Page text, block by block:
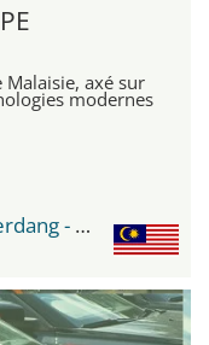
axé sur
modernes
Malaysia Agro Exposition Park Serdang - MAEPS